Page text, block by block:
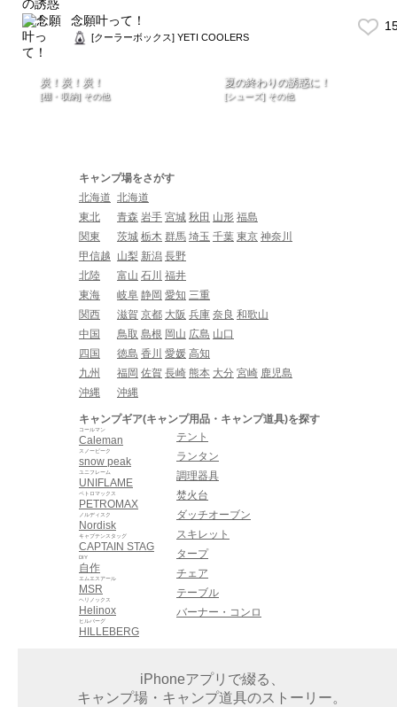
念願叶って！
[クーラーボックス] YETI COOLERS
炭！炭！炭！
[棚・収納] その他
夏の終わりの誘惑に！
[シューズ] その他
キャンプ場をさがす
北海道 北海道
東北
青森 岩手 宮城 秋田 山形 福島
関東
茨城 栃木 群馬 埼玉 千葉 東京 神奈川
甲信越
山梨 新潟 長野
北陸
富山 石川 福井
東海
岐阜 静岡 愛知 三重
関西
滋賀 京都 大阪 兵庫 奈良 和歌山
中国
鳥取 島根 岡山 広島 山口
四国
徳島 香川 愛媛 高知
九州
福岡 佐賀 長崎 熊本 大分 宮崎 鹿児島
沖縄
沖縄
キャンプギア(キャンプ用品・キャンプ道具)を探す
Caleman
コールマン
snow peak
スノーピーク
UNIFLAME
ユニフレーム
PETROMAX
ペトロマックス
Nordisk
ノルディスク
CAPTAIN STAG
キャプテンスタッグ
自作
DIY
MSR
エムエスアール
Helinox
ヘリノックス
HILLEBERG
ヒルバーグ
テント
ランタン
調理器具
焚火台
ダッチオーブン
スキレット
タープ
チェア
テーブル
バーナー・コンロ
iPhoneアプリで綴る、
キャンプ場・キャンプ道具のストーリー。